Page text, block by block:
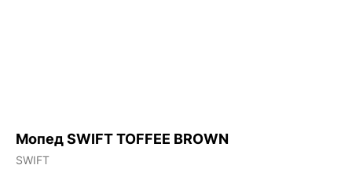
Мопед SWIFT TOFFEE BROWN
SWIFT